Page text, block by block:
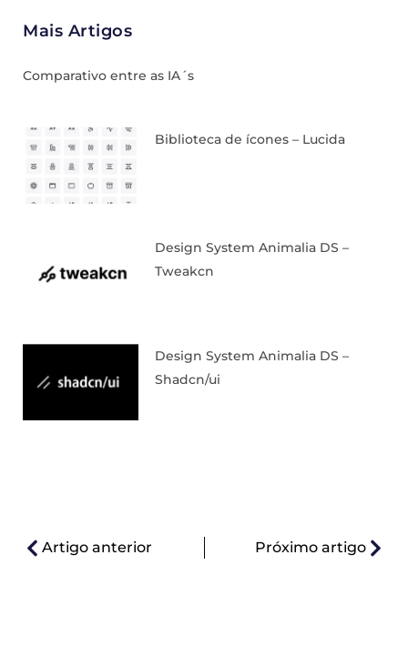
Mais Artigos
Comparativo entre as IA´s
Biblioteca de ícones – Lucida
Design System Animalia DS –
Tweakcn
Design System Animalia DS –
Shadcn/ui
Artigo anterior Próximo artigo